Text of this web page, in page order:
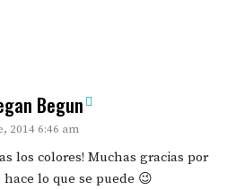
Begun
2014 6:46 am
los colores! Muchas gracias por
lo que se puede 😉